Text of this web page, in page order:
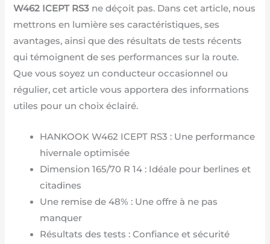
W462 ICEPT RS3 ne déçoit pas. Dans cet article, nous
mettrons en lumière ses caractéristiques, ses
avantages, ainsi que des résultats de tests récents
qui témoignent de ses performances sur la route.
Que vous soyez un conducteur occasionnel ou
régulier, cet article vous apportera des informations
utiles pour un choix éclairé.
HANKOOK W462 ICEPT RS3 : Une performance
hivernale optimisée
Dimension 165/70 R 14 : Idéale pour berlines et
citadines
Une remise de 48% : Une offre à ne pas
manquer
Résultats des tests : Confiance et sécurité